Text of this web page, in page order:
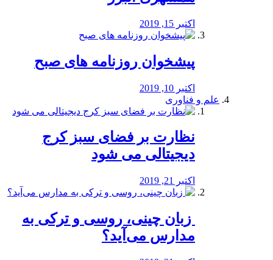
اکتبر 15, 2019
پیشخوان روزنامه های صبح
اکتبر 10, 2019
علم و فناوری
نظارت بر فضای سبز کرج
دیجیتالی می شود
اکتبر 21, 2019
️ زبان چینی، روسی و ترکی به
مدارس می‌آید؟